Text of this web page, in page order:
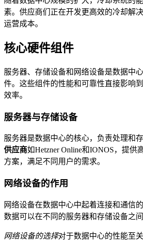
素。供应商们正在开发更高效的冷却解
运营成本。
核心硬件组件
服务器、存储设备和网络设备是数据中
件。这些组件的性能和可靠性直接影响
效率。
服务器与存储设备
服务器是数据中心的核心，负责处理和存
供应商如Hetzner Online和IONOS，提供
方案，满足不同用户的需求。
网络设备的作用
网络设备在数据中心中起着连接和通信
数据可以在不同的服务器和存储设备之间
网络设备的选择对于数据中心的性能至